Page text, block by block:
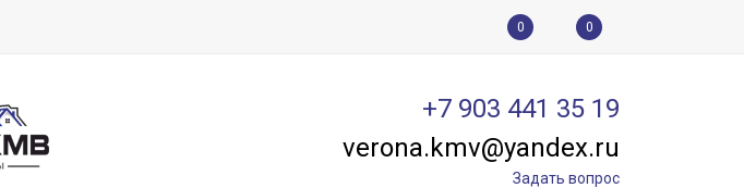
0 0
+7 903 441 35 19
verona.kmv@yandex.ru
Задать вопрос